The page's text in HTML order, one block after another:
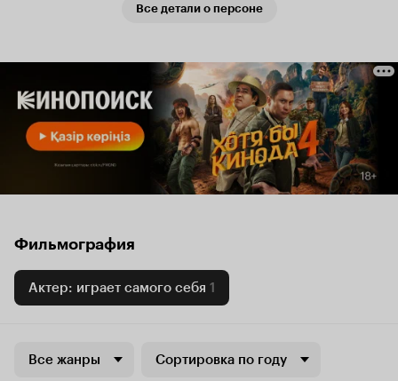
Все детали о персоне
Фильмография
Актер: играет самого себя 1
Все жанры Сортировка по году